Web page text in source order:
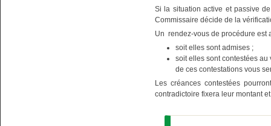
Si la situation active et passive
Commissaire décide de la
Un rendez-vous de procédure est
soit elles sont admises ;
soit elles sont contestées
de ces contestations vous
Les créances contestées
contradictoire fixera leur montant